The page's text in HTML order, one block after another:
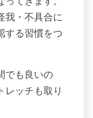
我・不具合に
する習慣をつ
でも良いの
レッチも取り